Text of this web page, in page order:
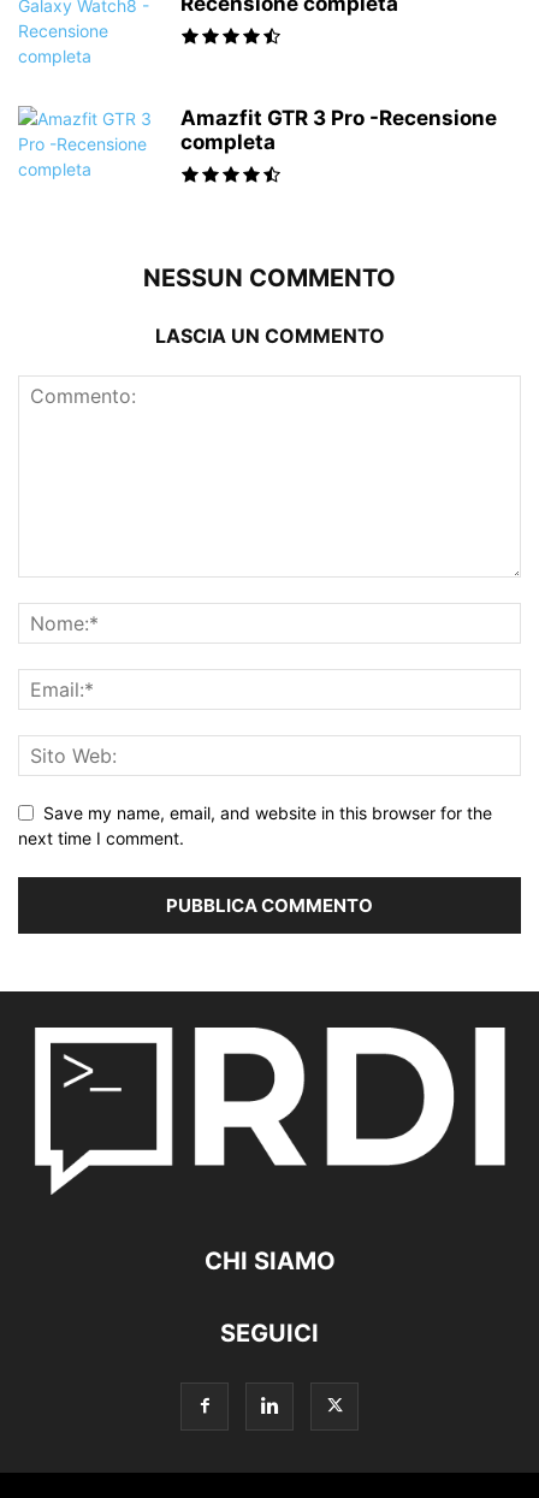
Amazfit GTR 3 Pro -Recensione
completa
NESSUN COMMENTO
LASCIA UN COMMENTO
Save my name, email, and website in this browser for the
next time I comment.
CHI SIAMO
SEGUICI